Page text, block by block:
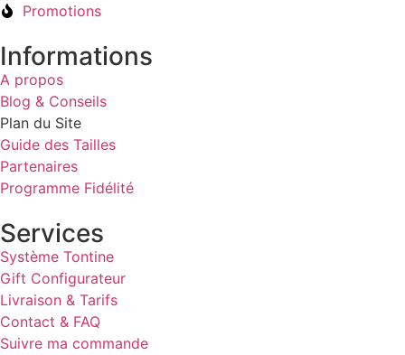
Promotions
Informations
A propos
Blog & Conseils
Plan du Site
Guide des Tailles
Partenaires
Programme Fidélité
Services
Système Tontine
Gift Configurateur
Livraison & Tarifs
Contact & FAQ
Suivre ma commande